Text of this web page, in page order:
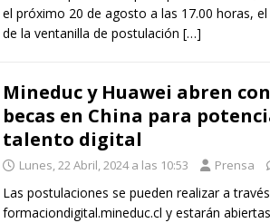
el próximo 20 de agosto a las 17.00 horas,
de la ventanilla de postulación […]
Mineduc y Huawei abren
becas en China para
talento digital
Lunes, 22 Abril, 2024 a las 10:53 Prensa
Las postulaciones se pueden realizar a
formaciondigital.mineduc.cl y estarán